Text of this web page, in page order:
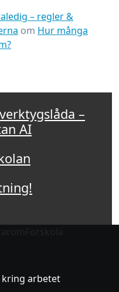
– regler &
om Hur många
–
AI
kring arbetet